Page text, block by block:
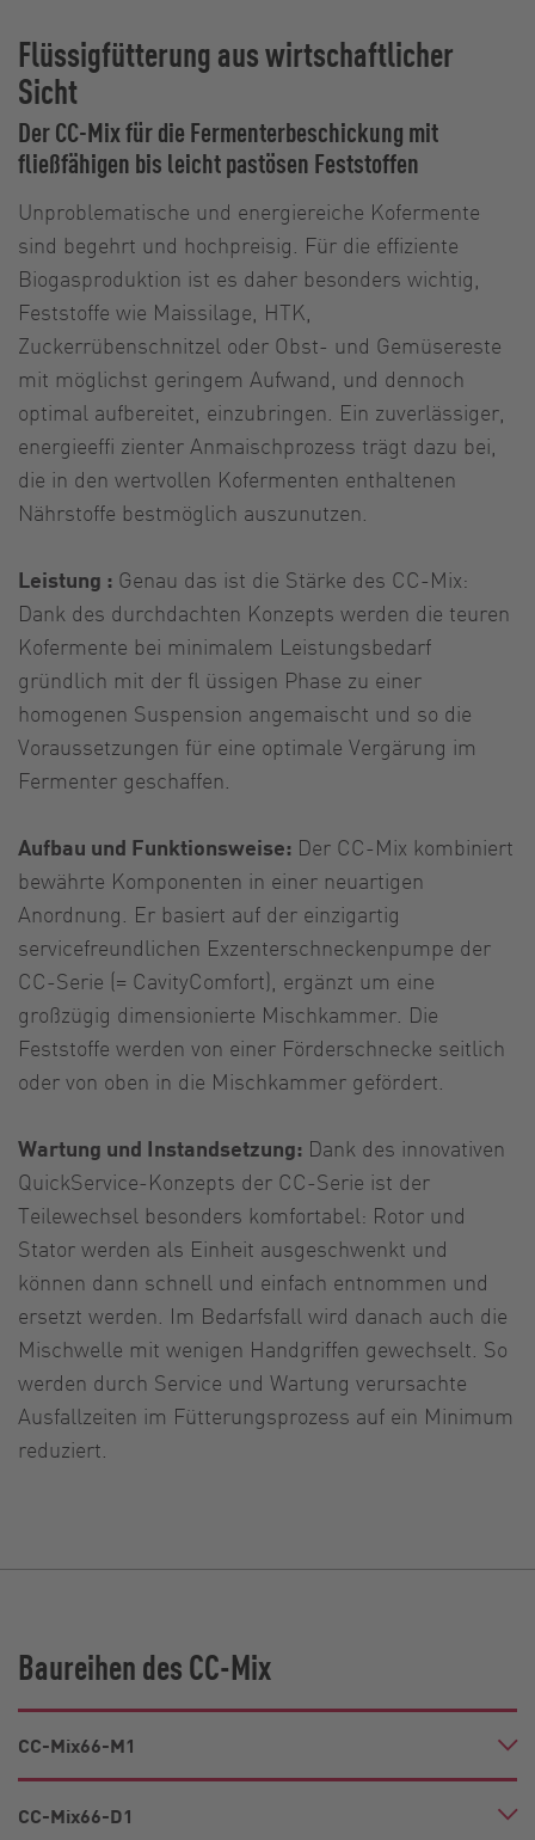
Flüssigfütterung aus wirtschaftlicher
Sicht
Der CC-Mix für die Fermenterbeschickung mit
fließfähigen bis leicht pastösen Feststoffen
Unproblematische und energiereiche Kofermente
sind begehrt und hochpreisig. Für die effiziente
Biogasproduktion ist es daher besonders wichtig,
Feststoffe wie Maissilage, HTK,
Zuckerrübenschnitzel oder Obst- und Gemüsereste
mit möglichst geringem Aufwand, und dennoch
optimal aufbereitet, einzubringen. Ein zuverlässiger,
energieeffi zienter Anmaischprozess trägt dazu bei,
die in den wertvollen Kofermenten enthaltenen
Nährstoffe bestmöglich auszunutzen.
Leistung : Genau das ist die Stärke des CC-Mix:
Dank des durchdachten Konzepts werden die teuren
Kofermente bei minimalem Leistungsbedarf
gründlich mit der fl üssigen Phase zu einer
homogenen Suspension angemaischt und so die
Voraussetzungen für eine optimale Vergärung im
Fermenter geschaffen.
Aufbau und Funktionsweise: Der CC-Mix kombiniert
bewährte Komponenten in einer neuartigen
Anordnung. Er basiert auf der einzigartig
servicefreundlichen Exzenterschneckenpumpe der
CC-Serie (= CavityComfort), ergänzt um eine
großzügig dimensionierte Mischkammer. Die
Feststoffe werden von einer Förderschnecke seitlich
oder von oben in die Mischkammer gefördert.
Wartung und Instandsetzung: Dank des innovativen
QuickService-Konzepts der CC-Serie ist der
Teilewechsel besonders komfortabel: Rotor und
Stator werden als Einheit ausgeschwenkt und
können dann schnell und einfach entnommen und
ersetzt werden. Im Bedarfsfall wird danach auch die
Mischwelle mit wenigen Handgriffen gewechselt. So
werden durch Service und Wartung verursachte
Ausfallzeiten im Fütterungsprozess auf ein Minimum
reduziert.
Baureihen des CC-Mix
CC-Mix66-M1
CC-Mix66-D1